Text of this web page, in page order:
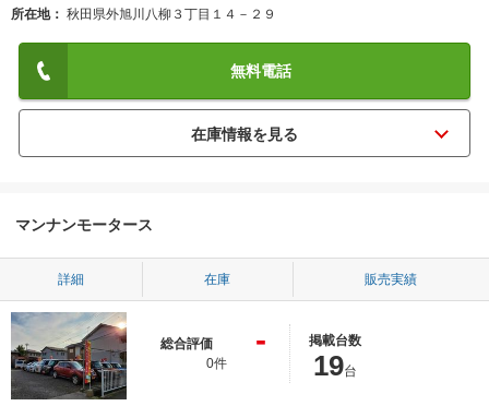
所在地
秋田県外旭川八柳３丁目１４－２９
無料電話
マンナンモータース
詳細 在庫 販売実績
総合評価 -
0件
掲載台数
19台